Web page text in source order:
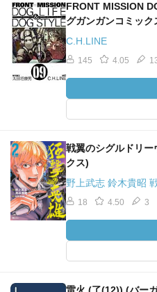
FRONT MISSION
グガンガンコミック
C.H.LINE
145 4.05
戦翼のシグルドリ
クス)
野上武志 鈴木貴昭
18 4.50 3